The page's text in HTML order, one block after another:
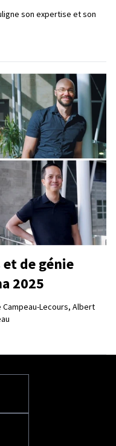
son expertise et son
et de génie
2025
Lecours, Albert